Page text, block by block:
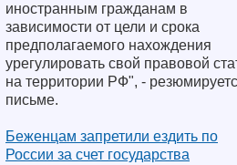
иностранным гражданам в
зависимости от цели и срока
предполагаемого нахождения
урегулировать свой правовой
на территории РФ", -
письме.
Беженцам запретили ездить по
России за счет государства